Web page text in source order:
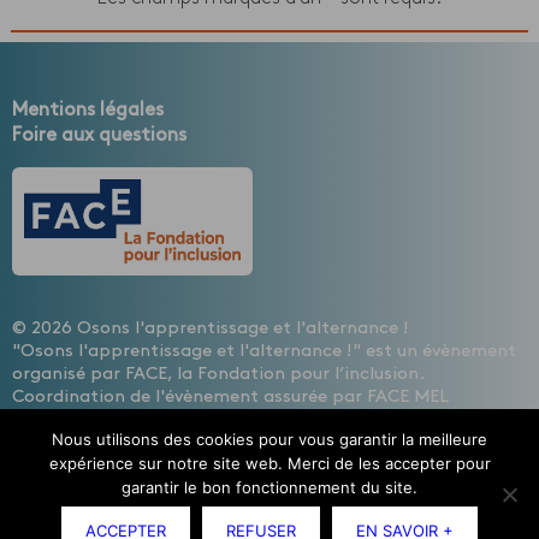
Mentions légales
Foire aux questions
© 2026 Osons l'apprentissage et l'alternance !
"Osons l'apprentissage et l'alternance !" est un évènement
organisé par FACE, la Fondation pour l’inclusion.
Coordination de l'évènement assurée par FACE MEL
Design : Cécile Lisbonis - Gestion de projet web : Agence
Mademoiselle Associée - Développement site internet :
Etienne Delcambre
Nous utilisons des cookies pour vous garantir la meilleure
expérience sur notre site web. Merci de les accepter pour
garantir le bon fonctionnement du site.
ACCEPTER REFUSER EN SAVOIR +